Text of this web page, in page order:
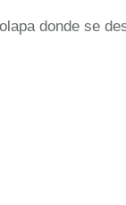
donde se